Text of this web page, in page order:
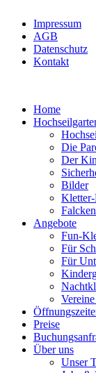
Impressum
AGB
Datenschutz
Kontakt
Home
Die
Der
Bilder
Angebote
Fun-
Für
Für
Preise
Über uns
Unser